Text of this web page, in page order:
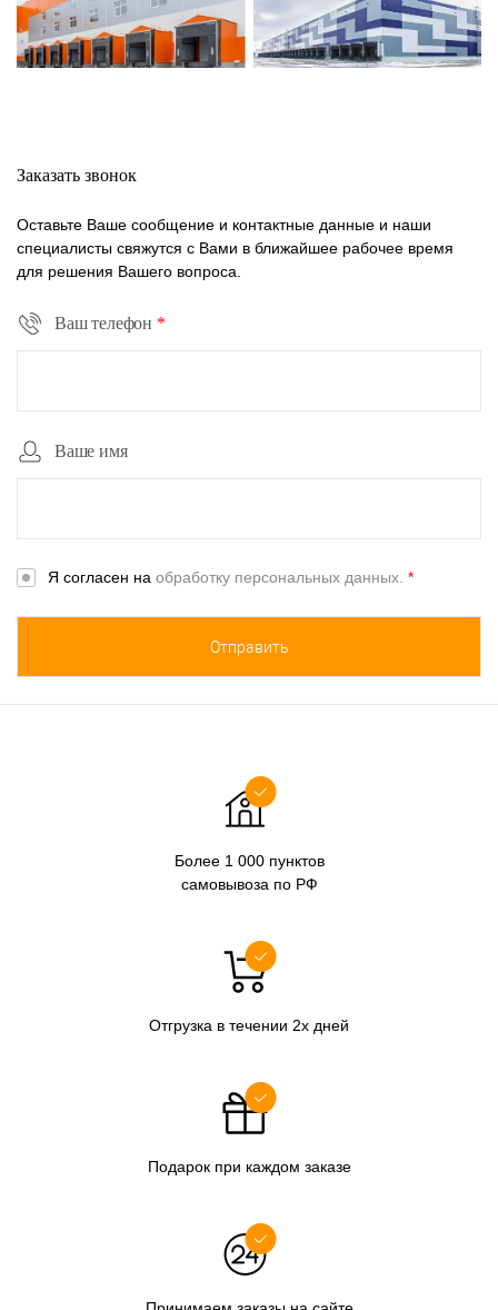
Заказать звонок
Оставьте Ваше сообщение и контактные данные и наши
специалисты свяжутся с Вами в ближайшее рабочее время
для решения Вашего вопроса.
Ваш телефон *
Ваше имя
Я согласен на обработку персональных данных. *
Более 1 000 пунктов
самовывоза по РФ
Отгрузка в течении 2х дней
Подарок при каждом заказе